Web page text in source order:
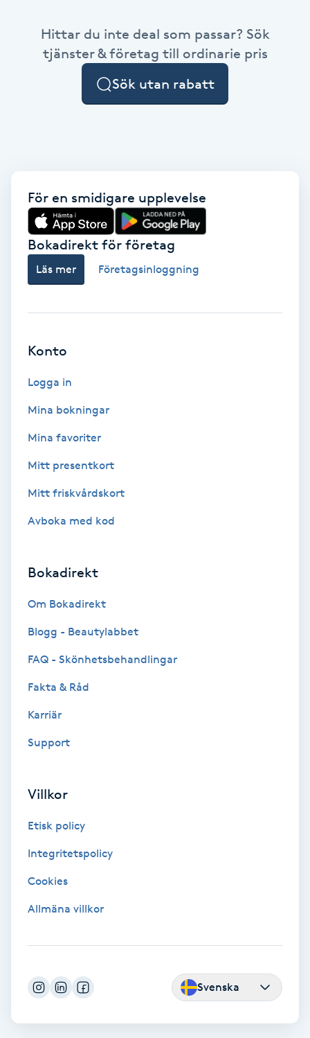
Fransar
Fransborttagning
Fransfärgning
Fransförlängning
Fransförlängning Megavolym
Fransförlängning Volym
Fransk manikyr
Fransrengöring
Frisör
Funktionsanalys
Föning
Gel naglar
Gelenaglar
Gellack
Gellack med förstärkning
Gravidyoga
Hittar du inte deal som passar? Sök
tjänster & företag till ordinarie pris
Sök utan rabatt
För en smidigare upplevelse
Bokadirekt för företag
Läs mer Företagsinloggning
Konto
Logga in
Mina bokningar
Mina favoriter
Mitt presentkort
Mitt friskvårdskort
Avboka med kod
Bokadirekt
Om Bokadirekt
Blogg - Beautylabbet
FAQ - Skönhetsbehandlingar
Fakta & Råd
Karriär
Support
Villkor
Etisk policy
Integritetspolicy
Cookies
Allmäna villkor
Svenska